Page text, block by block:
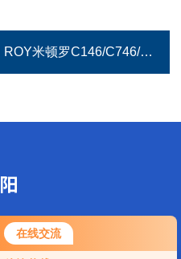
在线交流
迎前来咨询，很高兴为您
顿罗C146/C746/C946加药泵